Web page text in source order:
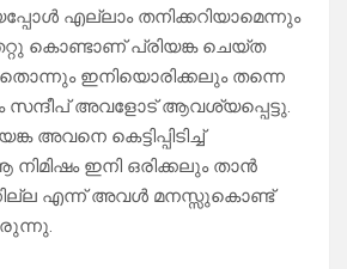
എല്ലാം തനിക്കറിയാമെന്നും
കൊണ്ടാണ് പ്രിയങ്ക ചെയ്ത
ഇനിയൊരിക്കലും തന്നെ
സന്ദീപ് അവളോട് ആവശ്യപ്പെട്ടു.
അവനെ കെട്ടിപ്പിടിച്ച്
ഇനി ഒരിക്കലും താൻ
എന്ന് അവൾ മനസ്സുകൊണ്ട്